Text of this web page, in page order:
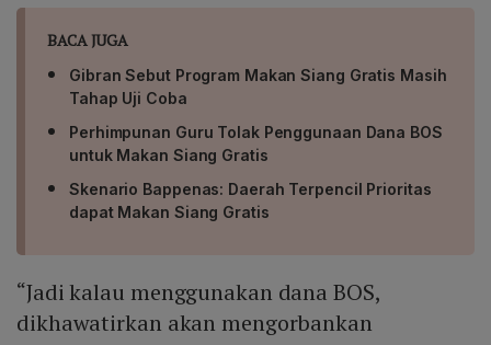
BACA JUGA
Gibran Sebut Program Makan Siang Gratis Masih
Tahap Uji Coba
Perhimpunan Guru Tolak Penggunaan Dana BOS
untuk Makan Siang Gratis
Skenario Bappenas: Daerah Terpencil Prioritas
dapat Makan Siang Gratis
“Jadi kalau menggunakan dana BOS,
dikhawatirkan akan mengorbankan